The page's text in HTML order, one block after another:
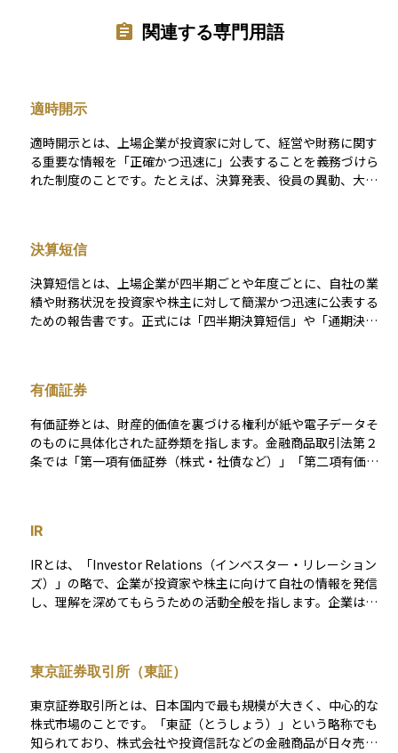
関連する専門用語
適時開示
適時開示とは、上場企業が投資家に対して、経営や財務に関す
る重要な情報を「正確かつ迅速に」公表することを義務づけら
れた制度のことです。たとえば、決算発表、役員の異動、大口
と透明性を確保し、すべての投資家が平等に情報を得られるよ
うにするための仕組みです。 適時開示が適切に行われること
で、インサイダー取引の防止や投資家の信頼維持にもつながり
ます。日本では東京証券取引所の「適時開示規則」によって制
度化されており、企業には「TDnet（適時開示情報閲覧サービ
正確な判断が可能になります。
決算短信
決算短信とは、上場企業が四半期ごとや年度ごとに、自社の業
績や財務状況を投資家や株主に対して簡潔かつ迅速に公表する
ための報告書です。正式には「四半期決算短信」や「通期決算
成・提出されるもので、投資判断に影響を与える重要な情報源
です。企業の業績をタイムリーに知ることができるため、株価
の変動要因としても注目されており、機関投資家から個人投資
家まで幅広く利用されています。短期間で速報的に開示される
点が特徴で、正式な有価証券報告書の前段階としての役割も果
有価証券
有価証券とは、財産的価値を裏づける権利が紙や電子データそ
のものに具体化された証券類を指します。金融商品取引法第２
条では「第一項有価証券（株式・社債など）」「第二項有価証
家が実物の証券を受け取る場面はほとんどありません。 有価証
券は、大きく ①資金調達・投資対象としての証券 と ②決済・
信用補完を目的とする証券 に分けられます。前者には株式、社
債、国債、投資信託受益証券、ETF（Exchange Traded Fund
〈上場投資信託〉）などが含まれ、保有者は配当金や利息、値
的な投資対象にはなりにくい点が前者と大きく異なります。 企
得られるリターンを期待して取得します。その価格は市場の需
給、金利水準、発行体の信用力などで日々変動するため、価格
変動リスクと引き換えに収益機会を得られることが資産運用上
IR
IRとは、「Investor Relations（インベスター・リレーション
ズ）」の略で、企業が投資家や株主に向けて自社の情報を発信
し、理解を深めてもらうための活動全般を指します。企業は自
や株価の安定にも良い影響を与えるとされています。投資初心
者にとっても、IR活動を通じて企業の透明性や誠実さを見極め
ることができます。
東京証券取引所（東証）
東京証券取引所とは、日本国内で最も規模が大きく、中心的な
株式市場のことです。「東証（とうしょう）」という略称でも
知られており、株式会社や投資信託などの金融商品が日々売買